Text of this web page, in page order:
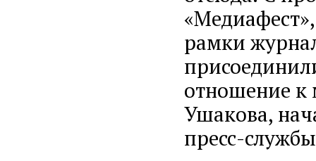
рамки
отношение к
Ушакова,
пресс-